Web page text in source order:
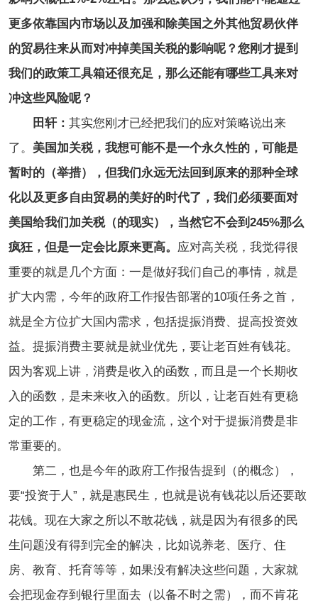
更多依靠国内市场以及加强和除美国之外其他贸易伙伴
的贸易往来从而对冲掉美国关税的影响呢？您刚才提到
我们的政策工具箱还很充足，那么还能有哪些工具来对
冲这些风险呢？
田轩： 其实您刚才已经把我们的应对策略说出来
了。 美国加关税，我想可能不是一个永久性的，可能是
暂时的（举措），但我们永远无法回到原来的那种全球
化以及更多自由贸易的美好的时代了，我们必须要面对
美国给我们加关税（的现实），当然它不会到245%那么
疯狂，但是一定会比原来更高。 应对高关税，我觉得很
重要的就是几个方面：一是做好我们自己的事情，就是
扩大内需，今年的政府工作报告部署的10项任务之首，
就是全方位扩大国内需求，包括提振消费、提高投资效
益。提振消费主要就是就业优先，要让老百姓有钱花。
因为客观上讲，消费是收入的函数，而且是一个长期收
入的函数，是未来收入的函数。所以，让老百姓有更稳
定的工作，有更稳定的现金流，这个对于提振消费是非
常重要的。
第二，也是今年的政府工作报告提到（的概念），
要“投资于人”，就是惠民生，也就是说有钱花以后还要敢
花钱。现在大家之所以不敢花钱，就是因为有很多的民
生问题没有得到完全的解决，比如说养老、医疗、住
房、教育、托育等等，如果没有解决这些问题，大家就
会把现金存到银行里面去（以备不时之需），而不肯花